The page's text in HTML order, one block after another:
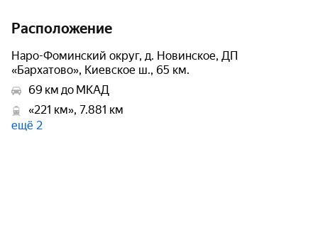
Расположение
Наро-Фоминский округ, д. Новинское, ДП
«Бархатово», Киевское ш., 65 км.
69 км до МКАД
«221 км», 7.881 км
ещё 2